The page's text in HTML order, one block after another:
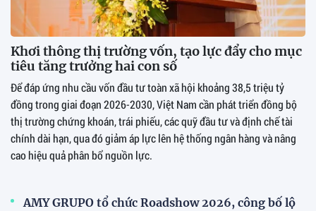
Khơi thông thị trường vốn, tạo lực đẩy cho mục
tiêu tăng trưởng hai con số
Để đáp ứng nhu cầu vốn đầu tư toàn xã hội khoảng 38,5 triệu tỷ
đồng trong giai đoạn 2026-2030, Việt Nam cần phát triển đồng bộ
thị trường chứng khoán, trái phiếu, các quỹ đầu tư và định chế tài
chính dài hạn, qua đó giảm áp lực lên hệ thống ngân hàng và nâng
cao hiệu quả phân bổ nguồn lực.
AMY GRUPO tổ chức Roadshow 2026, công bố lộ